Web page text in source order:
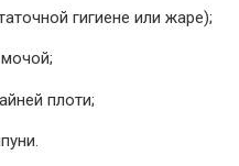
гигиене или жаре);
плоти;